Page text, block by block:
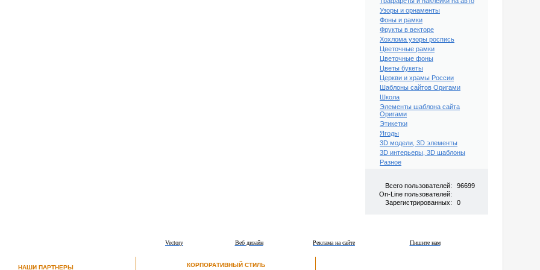
Узоры и орнаменты
Фоны и рамки
Фрукты в векторе
Хохлома узоры роспись
Цветочные рамки
Цветочные фоны
Цветы букеты
Церкви и храмы России
Шаблоны сайтов Оригами
Школа
Элементы шаблона сайта
Оригами
Этикетки
Ягоды
3D модели, 3D элементы
3D интерьеры, 3D шаблоны
Разное
Всего пользователей:
96699
On-Line пользователей:
Зарегистрированных:
0
Пишите нам
Реклама на сайте
Веб дизайн
Vectory
НАШИ ПАРТНЕРЫ КОРПОРАТИВНЫЙ СТИЛЬ